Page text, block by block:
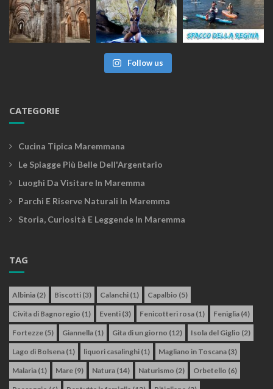
Follow us
CATEGORIE
Cucina Tipica Maremmana
Le Spiagge Più Belle Dell'Argentario
Luoghi Da Visitare In Maremma
Parchi E Riserve Naturali In Maremma
Storia, Curiosità E Leggende In Maremma
TAG
Albinia (2) Biscotti (3) Calanchi (1) Capalbio (5)
Civita di Bagnoregio (1) Eventi (3) Fenicotteri rosa (1) Feniglia (4)
Fortezze (5) Giannella (1) Gita di un giorno (12) Isola del Giglio (2)
Lago di Bolsena (1) liquori casalinghi (1) Magliano in Toscana (3)
Malaria (1) Mare (9) Natura (14) Naturismo (2) Orbetello (6)